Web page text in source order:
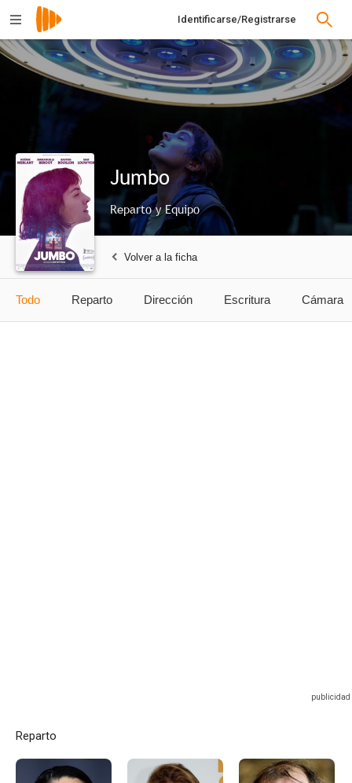
Identificarse/Registrarse
Jumbo
Reparto y Equipo
Volver a la ficha
Todo Reparto Dirección Escritura Cámara
Reparto